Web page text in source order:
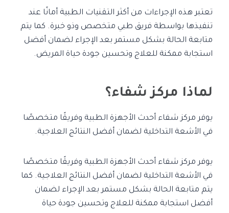
تعتبر هذه الإجراءات من أكثر التقنيات الطبية أمانًا عند
تنفيذها بواسطة فريق طبي متخصص وذو خبرة. كما يتم
متابعة الحالة بشكل مستمر بعد الإجراء لضمان أفضل
استجابة ممكنة للعلاج وتحسين جودة حياة المريض.
لماذا مركز شفاء؟
يوفر مركز شفاء أحدث الأجهزة الطبية وفريقًا متخصصًا
في الأشعة التداخلية لضمان أفضل النتائج العلاجية.
يوفر مركز شفاء أحدث الأجهزة الطبية وفريقًا متخصصًا
في الأشعة التداخلية لضمان أفضل النتائج العلاجية. كما
يتم متابعة الحالة بشكل مستمر بعد الإجراء لضمان
أفضل استجابة ممكنة للعلاج وتحسين جودة حياة